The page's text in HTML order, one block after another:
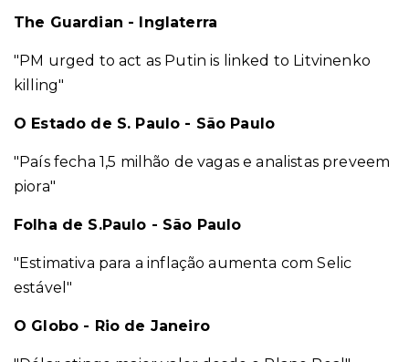
The Guardian - Inglaterra
"PM urged to act as Putin is linked to Litvinenko
killing"
O Estado de S. Paulo - São Paulo
"País fecha 1,5 milhão de vagas e analistas preveem
piora"
Folha de S.Paulo - São Paulo
"Estimativa para a inflação aumenta com Selic
estável"
O Globo - Rio de Janeiro